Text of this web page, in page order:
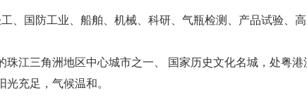
、国防工业、船舶、机械、科研、气瓶检测、产品试验、
江三角洲地区中心城市之一、 国家历史文化名城，处粤
充足，气候温和。